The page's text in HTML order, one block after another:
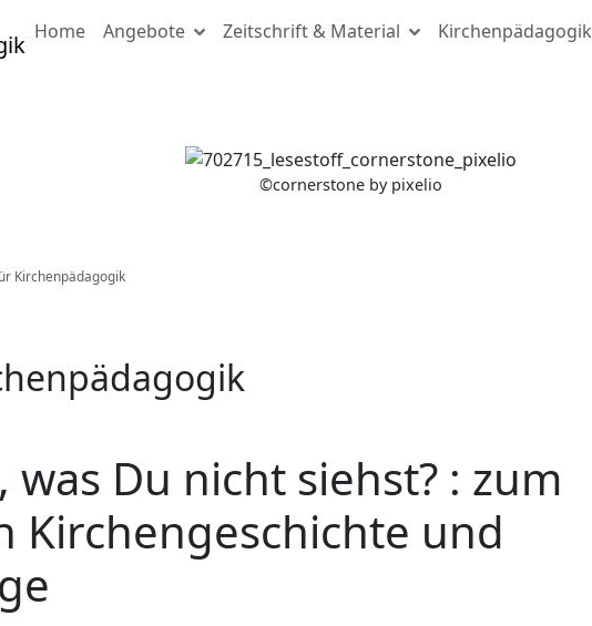
Home Angebote Zeitschrift & Material Kirchenpädagogik
©cornerstone by pixelio
Kirchenpädagogik
was Du nicht siehst? : zum
Kirchengeschichte und